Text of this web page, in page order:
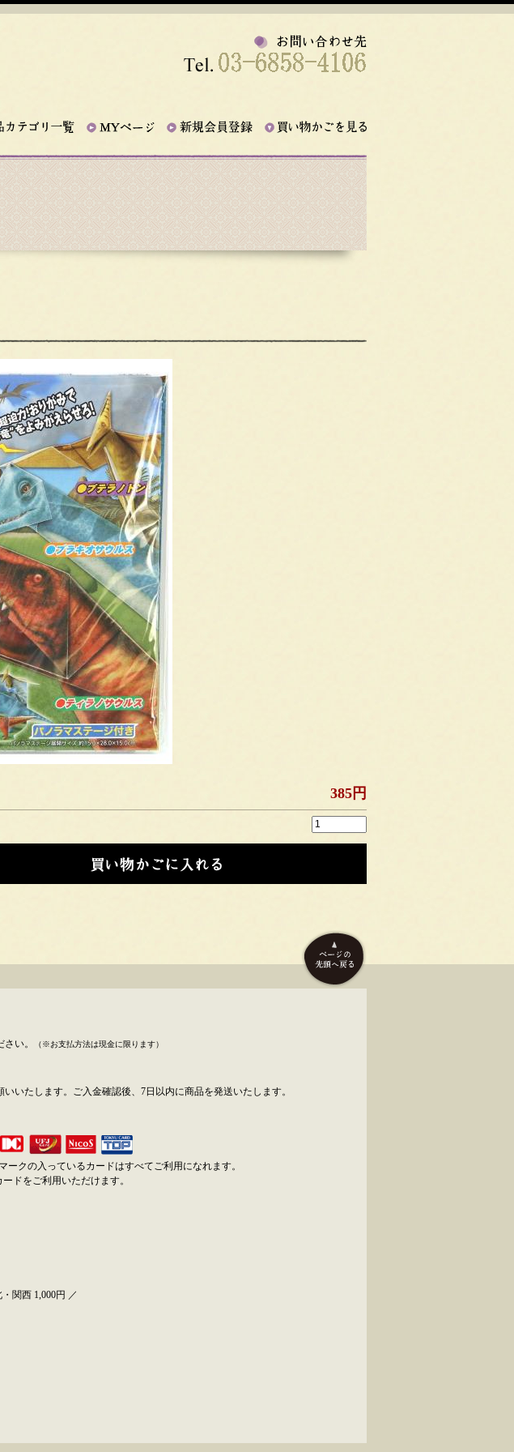
385円
い。
（※お支払方法は現金に限ります）
いたします。ご入金確認後、7日以内に商品を発送いたします。
ークの入っているカードはすべてご利用になれます。
ドをご利用いただけます。
関西 1,000円 ／